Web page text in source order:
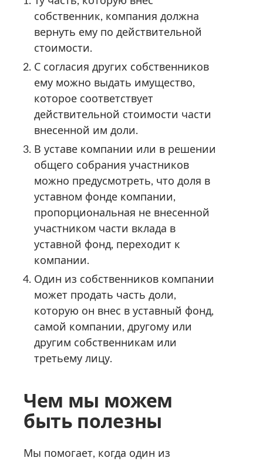
собственник, компания должна
вернуть ему по действительной
стоимости.
С согласия других собственников
ему можно выдать имущество,
которое соответствует
действительной стоимости части
внесенной им доли.
В уставе компании или в решении
общего собрания участников
можно предусмотреть, что доля в
уставном фонде компании,
пропорциональная не внесенной
участником части вклада в
уставной фонд, переходит к
компании.
Один из собственников компании
может продать часть доли,
которую он внес в уставный фонд,
самой компании, другому или
другим собственникам или
третьему лицу.
Чем мы можем
быть полезны
Мы помогает, когда один из